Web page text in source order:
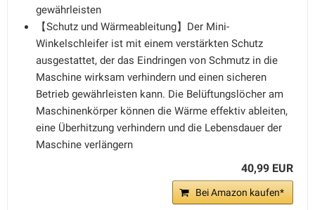
gewährleisten
【Schutz und Wärmeableitung】Der Mini-
Winkelschleifer ist mit einem verstärkten Schutz
ausgestattet, der das Eindringen von Schmutz in die
Maschine wirksam verhindern und einen sicheren
Betrieb gewährleisten kann. Die Belüftungslöcher am
Maschinenkörper können die Wärme effektiv ableiten,
eine Überhitzung verhindern und die Lebensdauer der
Maschine verlängern
40,99 EUR
Bei Amazon kaufen*